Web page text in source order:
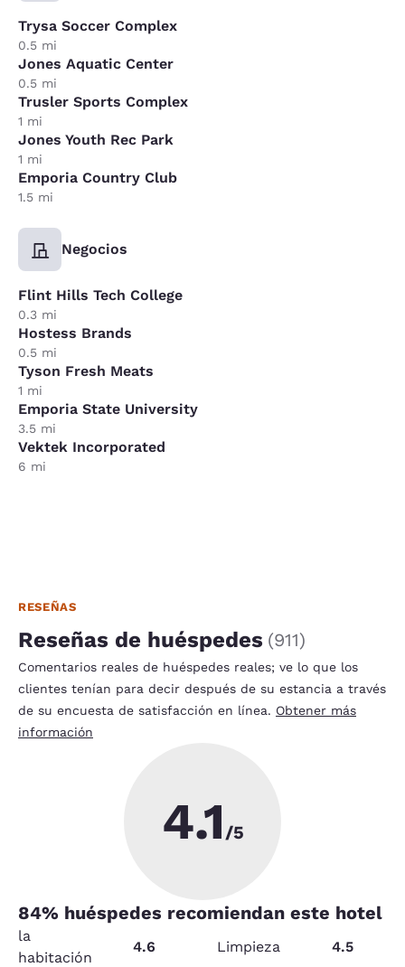
Trysa Soccer Complex
0.5 mi
Jones Aquatic Center
0.5 mi
Trusler Sports Complex
1 mi
Jones Youth Rec Park
1 mi
Emporia Country Club
1.5 mi
Negocios
Flint Hills Tech College
0.3 mi
Hostess Brands
0.5 mi
Tyson Fresh Meats
1 mi
Emporia State University
3.5 mi
Vektek Incorporated
6 mi
RESEÑAS
Reseñas de huéspedes (911)
Comentarios reales de huéspedes reales; ve lo que los
clientes tenían para decir después de su estancia a través
de su encuesta de satisfacción en línea. Obtener más
información
4.1 /5
84% huéspedes recomiendan este hotel
la
habitación
4.6 Limpieza
4.5